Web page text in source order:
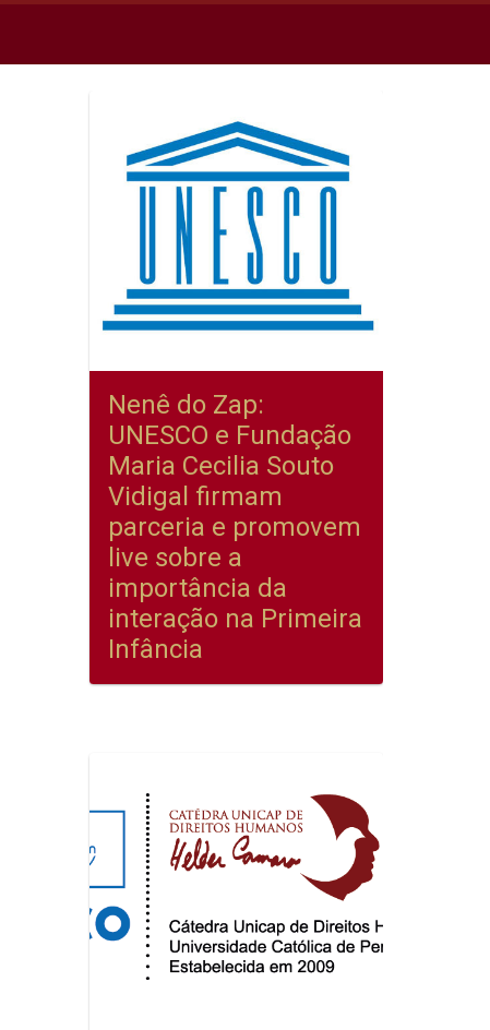
Nenê do Zap:
UNESCO e Fundação
Maria Cecilia Souto
Vidigal firmam
parceria e promovem
live sobre a
importância da
interação na Primeira
Infância